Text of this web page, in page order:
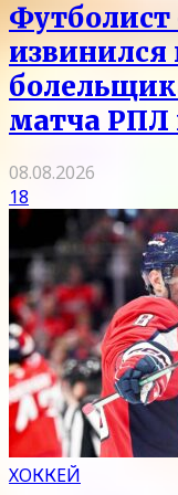
извинился
матча РПЛ
08.08.2026
18
ХОККЕЙ